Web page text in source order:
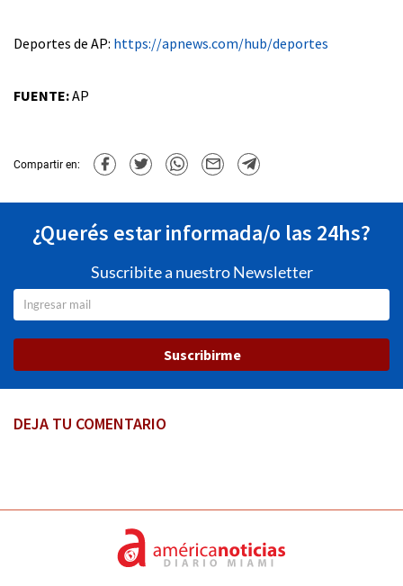
Deportes de AP: https://apnews.com/hub/deportes
FUENTE:AP
Compartir en:
¿Querés estar informada/o las 24hs?
Suscribite a nuestro Newsletter
Suscribirme
DEJA TU COMENTARIO